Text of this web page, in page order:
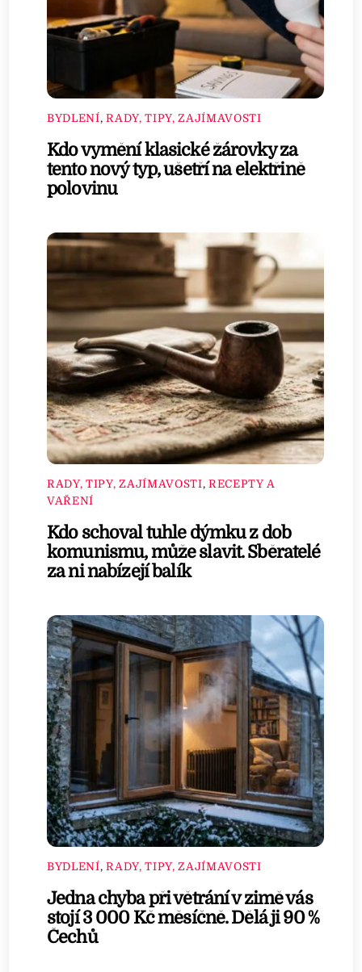
BYDLENÍ,RADY, TIPY, ZAJÍMAVOSTI
Kdo vymění klasické žárovky za
tento nový typ, ušetří na elektřině
polovinu
RADY, TIPY, ZAJÍMAVOSTI, RECEPTY A
VAŘENÍ
Kdo schoval tuhle dýmku z dob
komunismu, může slavit. Sběratelé
za ni nabízejí balík
BYDLENÍ,RADY, TIPY, ZAJÍMAVOSTI
Jedna chyba při větrání v zimě vás
stojí 3 000 Kč měsíčně. Dělá ji 90 %
Čechů